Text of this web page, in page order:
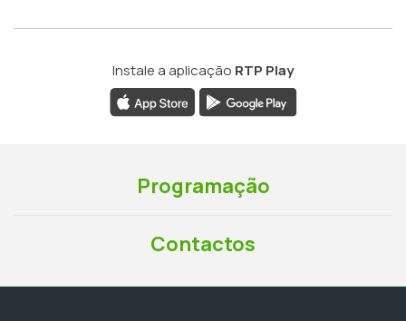
Instale a aplicação RTP Play
Programação
Contactos